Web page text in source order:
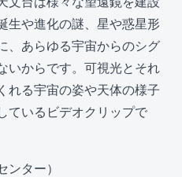
生や進化の謎、星や惑星形
、あらゆる宇宙からのシグ
いからです。可視光とそれ
れる宇宙の姿や天体の様子
ているビデオクリップで
ンター）